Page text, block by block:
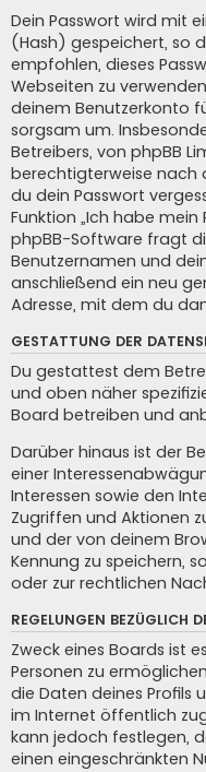
Dein Passwort wird mit
(Hash) gespeichert, so
empfohlen, dieses
Webseiten zu
deinem Benutzerkonto
sorgsam um.
Betreibers, von phpBB
berechtigterweise nach
du dein Passwort
Funktion „Ich habe mein
phpBB-Software fragt
Benutzernamen und
anschließend ein neu
Adresse, mit dem du
GESTATTUNG DER
Du gestattest dem
und oben näher
Board betreiben und
Darüber hinaus ist der
einer
Interessen sowie den
Zugriffen und Aktionen
und der von deinem
Kennung zu speichern,
oder zur rechtlichen
REGELUNGEN BEZÜGLICH
Zweck eines Boards ist
Personen zu
die Daten deines Profils
im Internet öffentlich
kann jedoch festlegen,
einen eingeschränkten